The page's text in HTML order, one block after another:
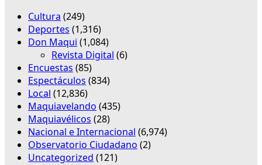
Cultura (249)
Deportes (1,316)
Don Maqui (1,084)
Revista Digital (6)
Encuestas (85)
Espectáculos (834)
Local (12,836)
Maquiavelando (435)
Maquiavélicos (28)
Nacional e Internacional (6,974)
Observatorio Ciudadano (2)
Uncategorized (121)